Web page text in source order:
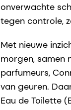
onverwachte
tegen controle,
Met nieuwe
morgen, samen
parfumeurs,
van geuren.
Eau de Toilette